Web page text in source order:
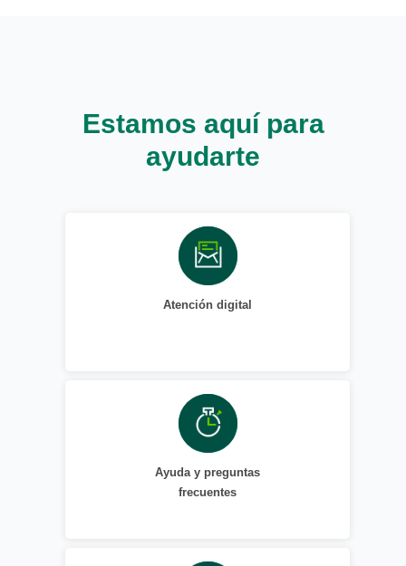
Estamos aquí para
ayudarte
Atención digital
Ayuda y preguntas
frecuentes